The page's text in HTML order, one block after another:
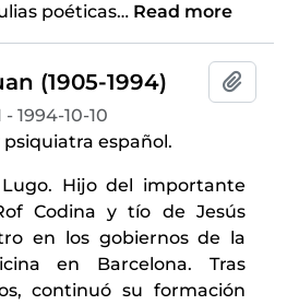
poéticas… Read more
(1905-1994)
- 1994-10-10
español.
Hijo del importante
Codina y tío de Jesús
en los gobiernos de la
en Barcelona. Tras
continuó su formación